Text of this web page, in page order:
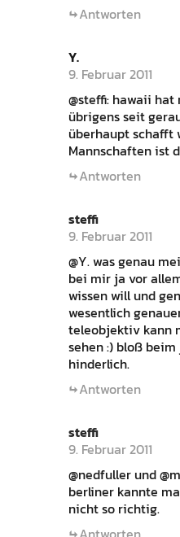
Antworten
Y.
9. Februar 2011
@steffi: hawaii
übrigens seit
überhaupt schafft
Mannschaften ist
Antworten
steffi
9. Februar 2011
@Y. was genau
bei mir ja vor
wissen will und
wesentlich
teleobjektiv kann
sehen :) bloß
hinderlich.
Antworten
steffi
9. Februar 2011
@nedfuller und
berliner kannte
nicht so richtig.